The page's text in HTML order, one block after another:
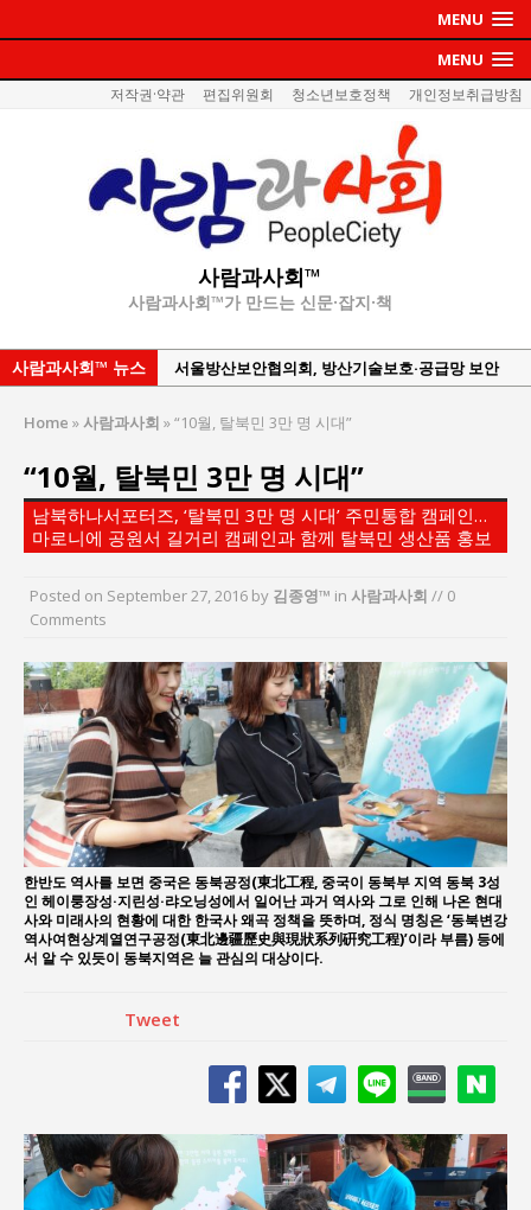
MENU
MENU
저작권·약관 편집위원회 청소년보호정책 개인정보취급방침
사람과사회™
사람과사회™가 만드는 신문·잡지·책
사람과사회™ 뉴스
서울방산보안협의회, 방산기술보호·공급망 보안
서효석 충청향우회중앙회 총재 취임 논란 확산
지방의회 공약은 ‘빛 좋은 개살구’인가?
“7월 1일 의장 선출은 ‘위법’이다”
“엄마의 절박함과 ‘실무형 정치인’으로 생활정치 실
김종대, “현대전, 강한 군대도 약해질 수 있다”
통일 지향 2국가론: 한반도 평화의 새로운 길
강산건설 박재윤 강제추행 사건, 무엇이 문제인가?
한국지방재정공제회, 2026년 정기 승진 인사 발표
Home »사람과사회 »“10월, 탈북민 3만 명 시대”
“10월, 탈북민 3만 명 시대”
남북하나서포터즈, ‘탈북민 3만 명 시대’ 주민통합 캠페인…
마로니에 공원서 길거리 캠페인과 함께 탈북민 생산품 홍보
Posted on September 27, 2016 by 김종영™ in 사람과사회 // 0
Comments
한반도 역사를 보면 중국은 동북공정(東北工程, 중국이 동북부 지역 동북 3성
인 헤이룽장성·지린성·랴오닝성에서 일어난 과거 역사와 그로 인해 나온 현대
사와 미래사의 현황에 대한 한국사 왜곡 정책을 뜻하며, 정식 명칭은 ‘동북변강
역사여현상계열연구공정(東北邊疆歷史與現狀系列硏究工程)’이라 부름) 등에
서 알 수 있듯이 동북지역은 늘 관심의 대상이다.
Tweet